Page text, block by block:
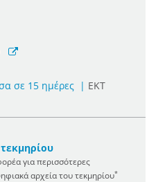
σε 15 ημέρες | ΕΚΤ
για περισσότερες
αρχεία του τεκμηρίου*